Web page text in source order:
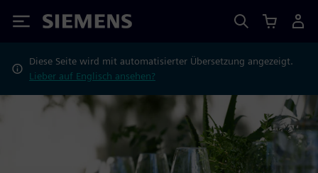
Siemens
Diese Seite wird mit automatisierter Übersetzung angezeigt.
Lieber auf Englisch ansehen?